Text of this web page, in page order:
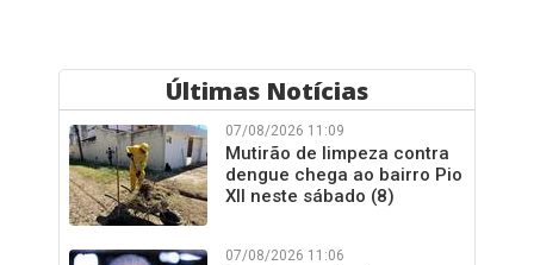
Últimas Notícias
07/08/2026 11:09
Mutirão de limpeza contra
dengue chega ao bairro Pio
XII neste sábado (8)
07/08/2026 11:06